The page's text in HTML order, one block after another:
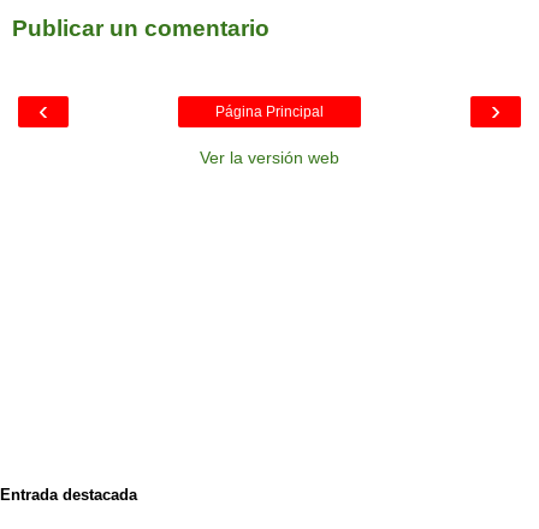
Publicar un comentario
‹ ›
Página Principal
Ver la versión web
Entrada destacada